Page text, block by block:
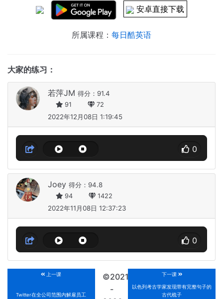
安卓直接下载
所属课程： 每日酷英语
大家的练习：
若萍JM 得分：91.4
91 72
2022年12月08日 1:19:45
0
Joey 得分：94.8
94 1422
2022年11月08日 12:37:23
0
上一课
Twitter在全公司范围内解雇员工
下一课
以色列考古学家发现带有完整句子的
古代梳子
©2021
-